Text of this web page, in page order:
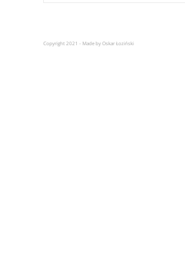
Copyright 2021 - Made by Oskar Łoziński